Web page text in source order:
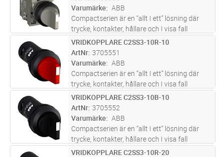
produkttyper såsom: tryckknappar, si
mer
Varumärke
ABB
Compactserien är en “allt I ett” lösning där
trycke, kontakter, hållare och I visa fall
ljuskälla är inkluderade I en enhet.
Compactserein finns i en mängd olika
produkttyper såsom: tryckknappar, si
mer
ST Lägg i kundvagn
VRIDKOPPLARE C2SS3-10R-10
ArtNr 3705551
Varumärke
ABB
Compactserien är en “allt I ett” lösning där
trycke, kontakter, hållare och I visa fall
ljuskälla är inkluderade I en enhet.
Compactserein finns i en mängd olika
produkttyper såsom: tryckknappar, si
mer
ST Lägg i kundvagn
VRIDKOPPLARE C2SS3-10B-10
ArtNr 3705552
Varumärke
ABB
Compactserien är en “allt I ett” lösning där
trycke, kontakter, hållare och I visa fall
ljuskälla är inkluderade I en enhet.
VRIDKOPPLARE C2SS3-10R-20